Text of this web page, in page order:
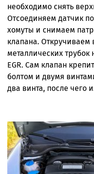
необходимо снять
Отсоединяем датчик
хомуты и снимаем
клапана. Откручиваем
металлических трубок
EGR. Сам клапан
болтом и двумя
два винта, после чего